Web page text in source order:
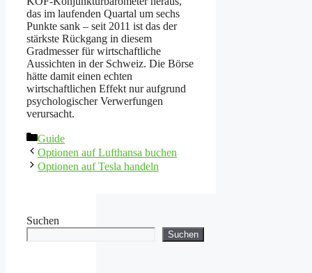
das im laufenden Quartal um sechs
Punkte sank – seit 2011 ist das der
stärkste Rückgang in diesem
Gradmesser für wirtschaftliche
Aussichten in der Schweiz. Die Börse
hätte damit einen echten
wirtschaftlichen Effekt nur aufgrund
psychologischer Verwerfungen
verursacht.
Kategorien
Guide
Optionen auf Lufthansa buchen
Optionen auf Tesla handeln
Suchen
Suchen